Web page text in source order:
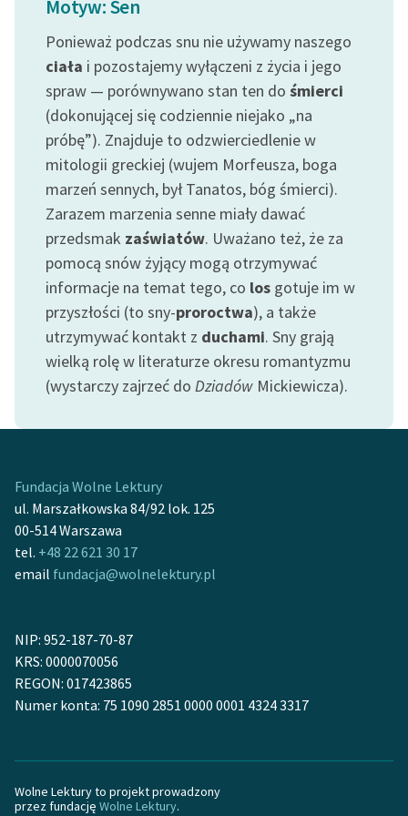
feministycznej
Ręce pełne poezji
Kolekcje edukacyjne
twórców przechodzących
do domeny publicznej,
lektur szkolnych oraz
Starego Testamentu
Odkurzamy bohaterów
Szkoła Poezji Wolnych
Lektur
O nas
O projekcie
Zespół
Zasady wykorzystania
Wolnych Lektur
Logotypy
Materiały promocyjne
Regulamin biblioteki
Dane fundacji i
sprawozdania finansowe
Informacja o treściach
wrażliwych
Motyw: Sen
Ponieważ podczas snu nie używamy naszego
ciała i pozostajemy wyłączeni z życia i jego
spraw — porównywano stan ten do śmierci
(dokonującej się codziennie niejako „na
próbę”). Znajduje to odzwierciedlenie w
mitologii greckiej (wujem Morfeusza, boga
marzeń sennych, był Tanatos, bóg śmierci).
Zarazem marzenia senne miały dawać
przedsmak zaświatów. Uważano też, że za
pomocą snów żyjący mogą otrzymywać
informacje na temat tego, co los gotuje im w
przyszłości (to sny-proroctwa), a także
utrzymywać kontakt z duchami. Sny grają
wielką rolę w literaturze okresu romantyzmu
(wystarczy zajrzeć do Dziadów Mickiewicza).
Fundacja Wolne Lektury
ul. Marszałkowska 84/92 lok. 125
00-514 Warszawa
tel. +48 22 621 30 17
email fundacja@wolnelektury.pl
NIP: 952-187-70-87
KRS: 0000070056
REGON: 017423865
Numer konta: 75 1090 2851 0000 0001 4324 3317
Wolne Lektury to projekt prowadzony
przez fundację Wolne Lektury.